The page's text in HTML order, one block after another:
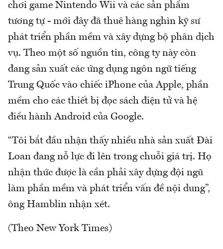
chơi game Nintendo Wii và các sản phẩm
tương tự - mới đây đã thuê hàng nghìn kỹ sư
phát triển phần mềm và xây dựng bộ phân dịch
vụ. Theo một số nguồn tin, công ty này còn
đang sản xuất các ứng dụng ngôn ngữ tiếng
Trung Quốc vào chiếc iPhone của Apple, phần
mềm cho các thiết bị đọc sách điện tử và hệ
điều hành Android của Google.
“Tôi bắt đầu nhận thấy nhiều nhà sản xuất Đài
Loan đang nỗ lực đi lên trong chuỗi giá trị. Họ
nhận thức được là cần phải xây dựng đội ngũ
làm phần mềm và phát triển vấn đề nội dung”,
ông Hamblin nhận xét.
(Theo New York Times)